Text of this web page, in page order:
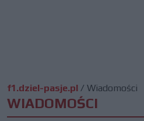
f1.dziel-pasje.pl / Wiadomości
WIADOMOŚCI